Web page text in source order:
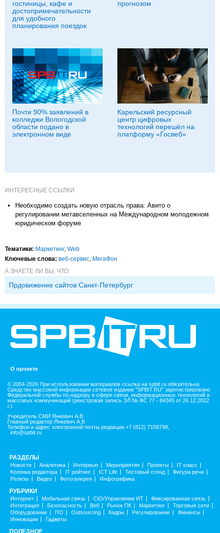
гостиницы, кафе и
достопримечательности
для удобного
планирования поездок
прогнозом
Почти 90% заявлений в
колледжи Вологодской
области подано в
электронном виде
Карельский ресурсный
центр цифровых
технологий перешёл на
платформу «Госвеб»
ИНТЕРЕСНЫЕ ССЫЛКИ
Необходимо создать новую отрасль права: Авито о
регулировании метавселенных на Международном молодежном
юридическом форуме
Тематики: Маркетинг, Web
Ключевые слова: веб-сервис, МегаФон
А ЗНАЕТЕ ЛИ ВЫ, ЧТО:
Прдовижение сайтов Санкт-Петербург
О проекте
© 2004-2026 При использовании материалов ссылка на spbit.ru обязательна
Средство массовой информации сетевое издание "SPBIT.RU" зарегистрировано
Федеральной службы по надзору в сфере связи, информационных технологий и
массовых коммуникаций (реестровая запись ЭЛ № ФС 77 - 84345 от 26.12.2022
г.).
Учредитель СМИ Янкевич А.В
Главный редактор Янкевич А.В
Телефон и адрес электронной почты редакции +7 (812) 7156798,
info@spbit.ru
РАЗДЕЛЫ
Новости Аналитика Интервью Мероприятия Проекты
IT класс
Колонка редактора
IT рейтинг ICT Life Тестовый стенд
Фигура речи
Релизы
Видео Фотогалерея Инфографика
РУБРИКИ
Интернет Мобильная связь CIO/Управление ИТ
Фиксированная связь
Интеграция
Безопасность Веб Рынок ПК Маркетинг
Торговые сети
Оборудование
ПО Outsourcing Кадры Регулирование
Финансы
Инновации
Гаджеты
ПОЛЕЗНОЕ